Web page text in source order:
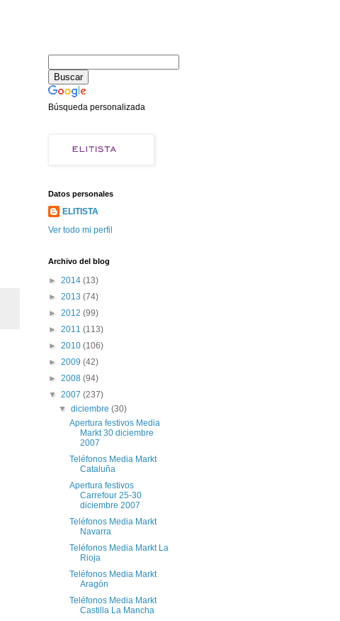
Búsqueda personalizada
Datos personales
ELITISTA
Ver todo mi perfil
Archivo del blog
► 2014 (13)
► 2013 (74)
► 2012 (99)
► 2011 (113)
► 2010 (106)
► 2009 (42)
► 2008 (94)
▼ 2007 (237)
▼diciembre(30)
Apertura festivos Media
Markt 30 diciembre
2007
Teléfonos Media Markt
Cataluña
Apertura festivos
Carrefour 25-30
diciembre 2007
Teléfonos Media Markt
Navarra
Teléfonos Media Markt La
Rioja
Teléfonos Media Markt
Aragón
Teléfonos Media Markt
Castilla La Mancha